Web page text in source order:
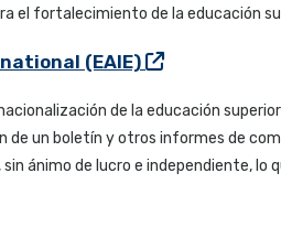
el fortalecimiento de la educación
(EAIE)
de la educación
un boletín y otros informes de
ánimo de lucro e independiente,